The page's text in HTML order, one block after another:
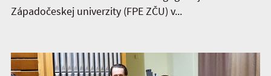
Západočeskej univerzity (FPE ZČU) v...